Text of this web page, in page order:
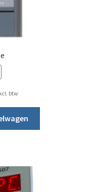
prijs was: €425,62.
prijs is: €417,36.
btw